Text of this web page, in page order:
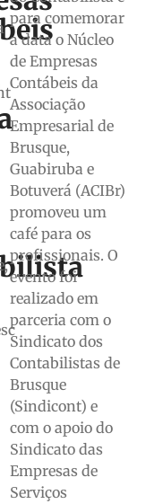
para comemorar
a data o Núcleo
de Empresas
Contábeis da
Associação
Empresarial de
Brusque,
Guabiruba e
Botuverá (ACIBr)
promoveu um
café para os
profissionais. O
evento foi
realizado em
parceria com o
Sindicato dos
Contabilistas de
Brusque
(Sindicont) e
com o apoio do
Sindicato das
Empresas de
Serviços